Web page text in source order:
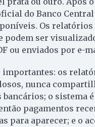
do Banco Central
Os relatórios
podem ser
ou enviados por e-
importantes: os
nunca
bancários; o sistema
pagamentos
para aparecer; e o